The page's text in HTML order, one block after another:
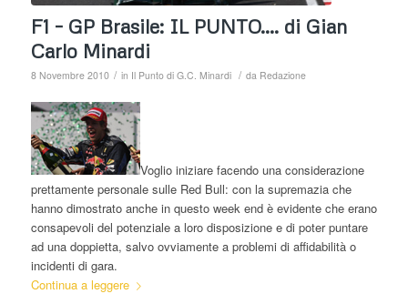
F1 – GP Brasile: IL PUNTO…. di Gian
Carlo Minardi
8 Novembre 2010 / in Il Punto di G.C. Minardi / da Redazione
Voglio iniziare facendo una considerazione
prettamente personale sulle Red Bull: con la supremazia che
hanno dimostrato anche in questo week end è evidente che erano
consapevoli del potenziale a loro disposizione e di poter puntare
ad una doppietta, salvo ovviamente a problemi di affidabilità o
incidenti di gara.
Continua a leggere